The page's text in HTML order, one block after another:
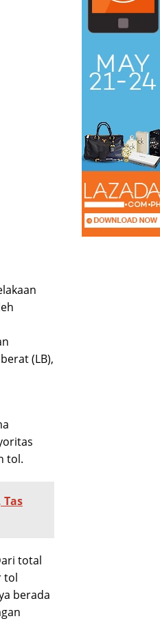
(LB),
tol.
total
tol
berada